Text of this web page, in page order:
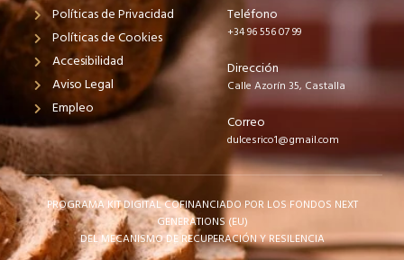
Políticas de Privacidad
Políticas de Cookies
Accesibilidad
Aviso Legal
Empleo
Teléfono
+34 96 556 07 99
Dirección
Calle Azorín 35, Castalla
Correo
dulcesrico1@gmail.com
PROGRAMA KIT DIGITAL COFINANCIADO POR LOS FONDOS NEXT
GENERATIONS (EU)
DEL MECANISMO DE RECUPERACIÓN Y RESILENCIA